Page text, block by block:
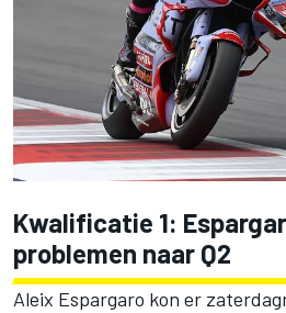
Kwalificatie 1:
problemen naar Q2
Aleix Espargaro kon er